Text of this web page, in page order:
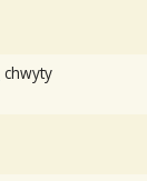
chwyty